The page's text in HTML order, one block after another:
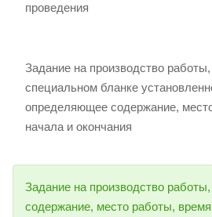
проведения
Задание на производство
специальном бланке
определяющее содержание,
начала и окончания
Задание на производство
содержание, место работы,